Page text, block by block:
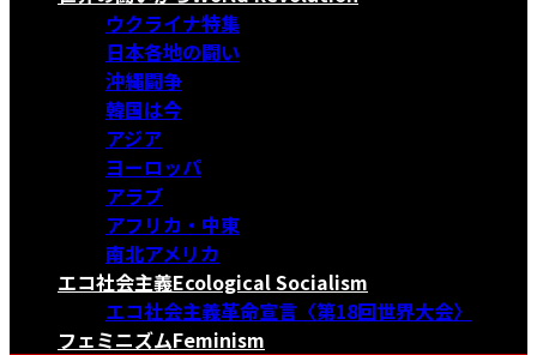
ウクライナ特集
日本各地の闘い
沖縄闘争
韓国は今
アジア
ヨーロッパ
アラブ
アフリカ・中東
南北アメリカ
エコ社会主義Ecological Socialism
エコ社会主義革命宣言〈第18回世界大会〉
フェミニズムFeminism